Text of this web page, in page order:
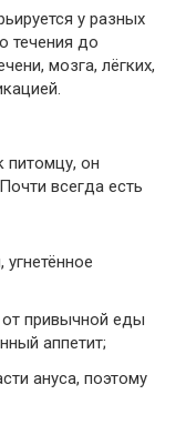
у разных
течения до
мозга, лёгких,
питомцу, он
всегда есть
привычной еды
аппетит;
ануса, поэтому